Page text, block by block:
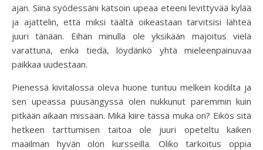
ajan. Siinä syödessäni katsoin upeaa eteeni levittyvää kylää
ja ajattelin, että miksi täältä oikeastaan tarvitsisi lähteä
juuri tänään. Eihän minulla ole yksikään majoitus vielä
varattuna, enkä tiedä, löydänkö yhtä mieleenpainuvaa
paikkaa uudestaan.
Pienessä kivitalossa oleva huone tuntuu melkein kodilta ja
sen upeassa puusängyssä olen nukkunut paremmin kuin
pitkään aikaan missään. Mikä kiire tässä muka on? Eikös sitä
hetkeen tarttumisen taitoa ole juuri opeteltu kaiken
maailman hyvän olon kursseilla. Oliko tarkoitus oppia